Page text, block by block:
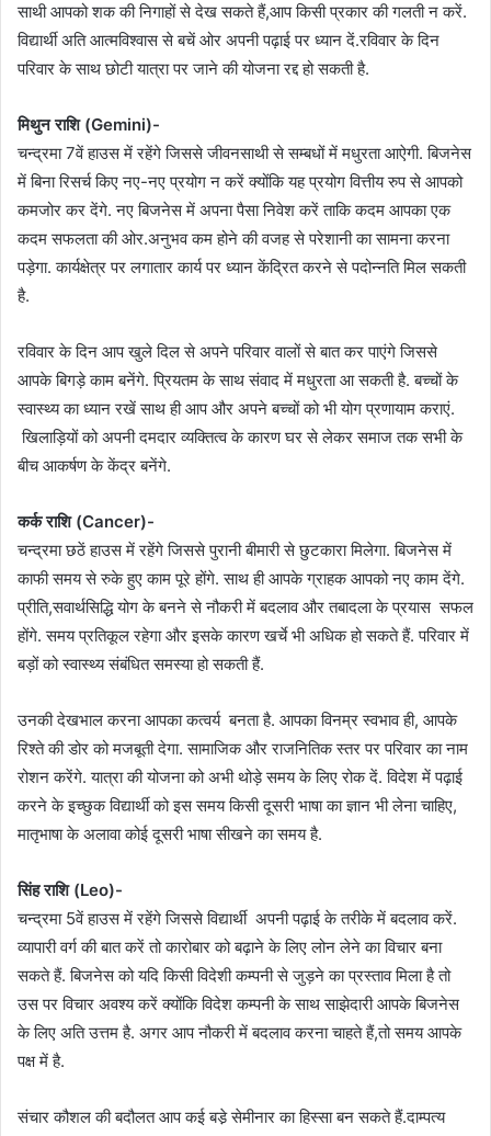
साथी आपको शक की निगाहों से देख सकते हैं,आप किसी प्रकार की गलती न करें.
विद्यार्थी अति आत्मविश्वास से बचें ओर अपनी पढ़ाई पर ध्यान दें.रविवार के दिन
परिवार के साथ छोटी यात्रा पर जाने की योजना रद्द हो सकती है.
मिथुन राशि (Gemini)-
चन्द्रमा 7वें हाउस में रहेंगे जिससे जीवनसाथी से सम्बधों में मधुरता आऐगी. बिजनेस
में बिना रिसर्च किए नए-नए प्रयोग न करें क्योंकि यह प्रयोग वित्तीय रुप से आपको
कमजोर कर देंगे. नए बिजनेस में अपना पैसा निवेश करें ताकि कदम आपका एक
कदम सफलता की ओर.अनुभव कम होने की वजह से परेशानी का सामना करना
पड़ेगा. कार्यक्षेत्र पर लगातार कार्य पर ध्यान केंद्रित करने से पदोन्नति मिल सकती
है.
रविवार के दिन आप खुले दिल से अपने परिवार वालों से बात कर पाएंगे जिससे
आपके बिगड़े काम बनेंगे. प्रियतम के साथ संवाद में मधुरता आ सकती है. बच्चों के
स्वास्थ्य का ध्यान रखें साथ ही आप और अपने बच्चों को भी योग प्रणायाम कराएं.
खिलाड़ियों को अपनी दमदार व्यक्तित्व के कारण घर से लेकर समाज तक सभी के
बीच आकर्षण के केंद्र बनेंगे.
कर्क राशि (Cancer)-
चन्द्रमा छठें हाउस में रहेंगे जिससे पुरानी बीमारी से छुटकारा मिलेगा. बिजनेस में
काफी समय से रुके हुए काम पूरे होंगे. साथ ही आपके ग्राहक आपको नए काम देंगे.
प्रीति,सवार्थसिद्धि योग के बनने से नौकरी में बदलाव और तबादला के प्रयास सफल
होंगे. समय प्रतिकूल रहेगा और इसके कारण खर्चे भी अधिक हो सकते हैं. परिवार में
बड़ों को स्वास्थ्य संबंधित समस्या हो सकती हैं.
उनकी देखभाल करना आपका कत्वर्य बनता है. आपका विनम्र स्वभाव ही, आपके
रिश्ते की डोर को मजबूती देगा. सामाजिक और राजनितिक स्तर पर परिवार का नाम
रोशन करेंगे. यात्रा की योजना को अभी थोड़े समय के लिए रोक दें. विदेश में पढ़ाई
करने के इच्छुक विद्यार्थी को इस समय किसी दूसरी भाषा का ज्ञान भी लेना चाहिए,
मातृभाषा के अलावा कोई दूसरी भाषा सीखने का समय है.
सिंह राशि (Leo)-
चन्द्रमा 5वें हाउस में रहेंगे जिससे विद्यार्थी अपनी पढ़ाई के तरीके में बदलाव करें.
व्यापारी वर्ग की बात करें तो कारोबार को बढ़ाने के लिए लोन लेने का विचार बना
सकते हैं. बिजनेस को यदि किसी विदेशी कम्पनी से जुड़ने का प्रस्ताव मिला है तो
उस पर विचार अवश्य करें क्योंकि विदेश कम्पनी के साथ साझेदारी आपके बिजनेस
के लिए अति उत्तम है. अगर आप नौकरी में बदलाव करना चाहते हैं,तो समय आपके
पक्ष में है.
संचार कौशल की बदौलत आप कई बडे़ सेमीनार का हिस्सा बन सकते हैं.दाम्पत्य